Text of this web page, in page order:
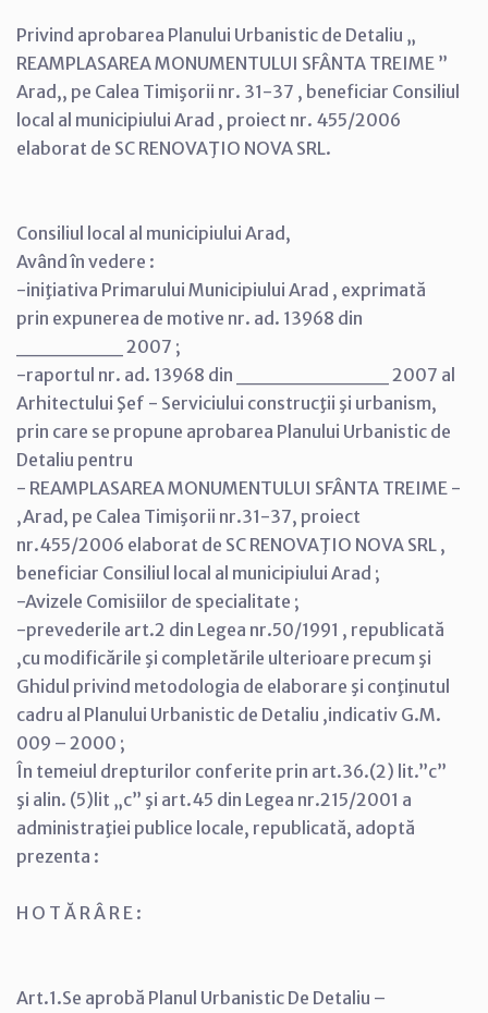
Privind aprobarea Planului Urbanistic de Detaliu „
REAMPLASAREA MONUMENTULUI SFÂNTA TREIME ”
Arad,, pe Calea Timişorii nr. 31-37 , beneficiar Consiliul
local al municipiului Arad , proiect nr. 455/2006
elaborat de SC RENOVAŢIO NOVA SRL.
Consiliul local al municipiului Arad,
Având în vedere :
-iniţiativa Primarului Municipiului Arad , exprimată
prin expunerea de motive nr. ad. 13968 din
_______ 2007 ;
-raportul nr. ad. 13968 din __________ 2007 al
Arhitectului Şef - Serviciului construcţii şi urbanism,
prin care se propune aprobarea Planului Urbanistic de
Detaliu pentru
- REAMPLASAREA MONUMENTULUI SFÂNTA TREIME -
,Arad, pe Calea Timişorii nr.31-37, proiect
nr.455/2006 elaborat de SC RENOVAŢIO NOVA SRL ,
beneficiar Consiliul local al municipiului Arad ;
-Avizele Comisiilor de specialitate ;
-prevederile art.2 din Legea nr.50/1991 , republicată
,cu modificările şi completările ulterioare precum şi
Ghidul privind metodologia de elaborare şi conţinutul
cadru al Planului Urbanistic de Detaliu ,indicativ G.M.
009 – 2000 ;
În temeiul drepturilor conferite prin art.36.(2) lit.”c”
şi alin. (5)lit „c” şi art.45 din Legea nr.215/2001 a
administraţiei publice locale, republicată, adoptă
prezenta :
H O T Ă R Â R E :
Art.1.Se aprobă Planul Urbanistic De Detaliu –